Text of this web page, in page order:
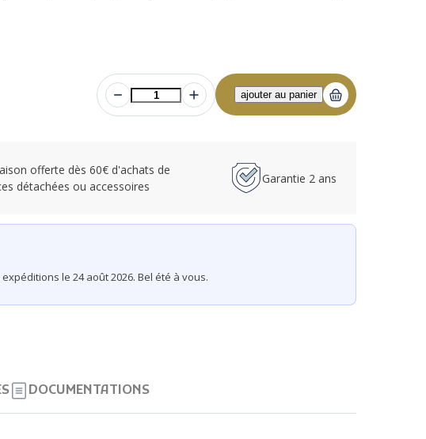
offerte dès 60€ d'achats de
détachées ou accessoires
Garantie 2 ans
le 24 août 2026. Bel été à vous.
DOCUMENTATIONS